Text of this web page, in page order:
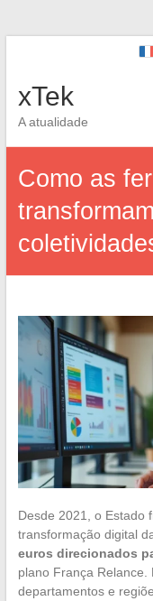
xTek
A atualidade
Como as
Desde 2021, o Estado
transformação digital
euros direcionados
plano França Relance.
departamentos e